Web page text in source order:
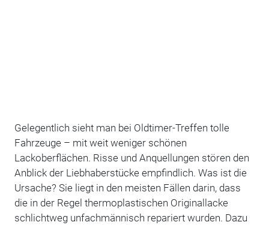
Gelegentlich sieht man bei Oldtimer-Treffen tolle
Fahrzeuge – mit weit weniger schönen
Lackoberflächen. Risse und Anquellungen stören den
Anblick der Liebhaberstücke empfindlich. Was ist die
Ursache? Sie liegt in den meisten Fällen darin, dass
die in der Regel thermoplastischen Originallacke
schlichtweg unfachmännisch repariert wurden. Dazu